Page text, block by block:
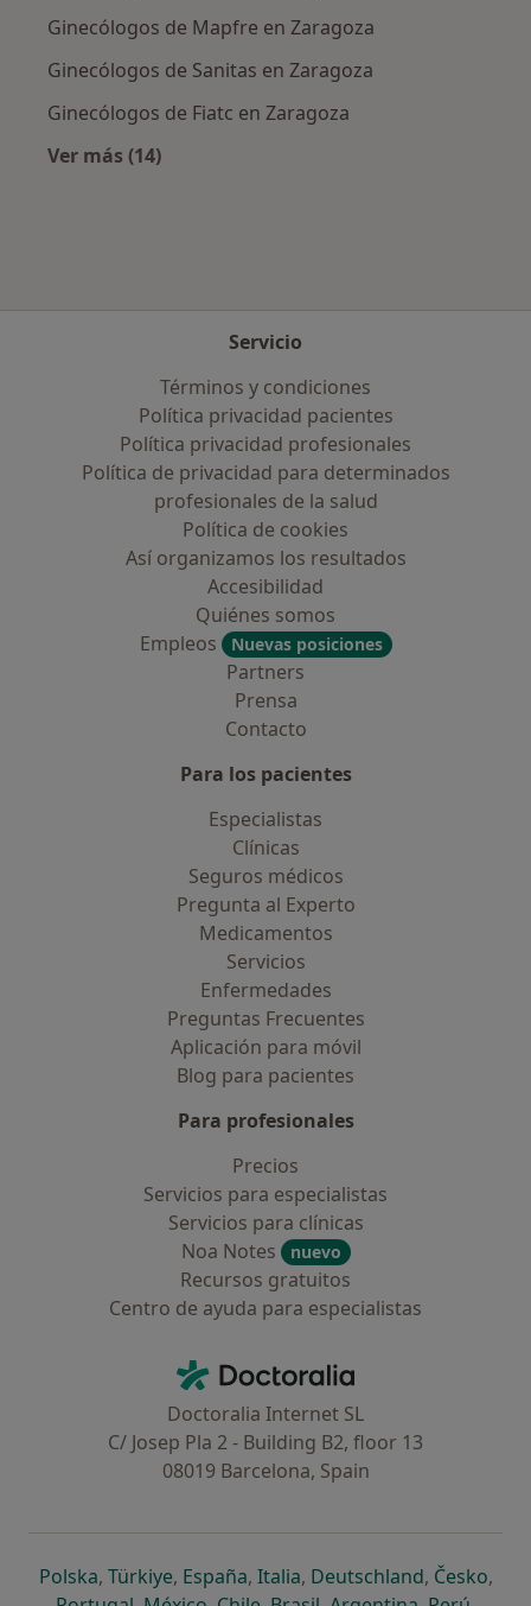
Ginecólogos de Mapfre en Zaragoza
Ginecólogos de Sanitas en Zaragoza
Ginecólogos de Fiatc en Zaragoza
Ver más (14)
Servicio
Términos y condiciones
Política privacidad pacientes
Política privacidad profesionales
Política de privacidad para determinados
profesionales de la salud
Política de cookies
Así organizamos los resultados
Accesibilidad
Quiénes somos
Empleos
Nuevas posiciones
Partners
Prensa
Contacto
Para los pacientes
Especialistas
Clínicas
Seguros médicos
Pregunta al Experto
Medicamentos
Servicios
Enfermedades
Preguntas Frecuentes
Aplicación para móvil
Blog para pacientes
Para profesionales
Precios
Servicios para especialistas
Servicios para clínicas
Noa Notes
nuevo
Recursos gratuitos
Centro de ayuda para especialistas
Doctoralia - Página de inicio
Doctoralia Internet SL
C/ Josep Pla 2 - Building B2, floor 13
08019 Barcelona, Spain
Polskase abre en una nueva pestaña
, Türkiyese abre en una nueva pestaña
, Españase abre en una nueva pestaña
, Italiase abre en una nueva
, Deutschlandse abre en
, Českose
,